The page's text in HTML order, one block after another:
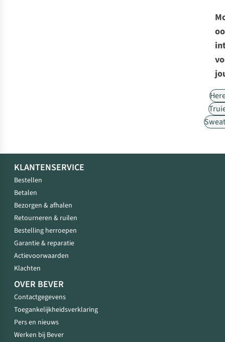
KLANTENSERVICE
Bestellen
Betalen
Bezorgen & afhalen
Retourneren & ruilen
Bestelling herroepen
Garantie & reparatie
Actievoorwaarden
Klachten
OVER BEVER
Contactgegevens
Toegankelijkheidsverklaring
Pers en nieuws
Werken bij Bever